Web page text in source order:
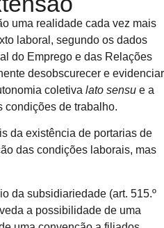
uma realidade cada vez mais
laboral, segundo os dados
do Emprego e das Relações
desobscurecer e evidenciar
coletiva lato sensu e a
condições de trabalho.
da existência de portarias de
das condições laborais, mas
da subsidiariedade (art. 515.º
a possibilidade de uma